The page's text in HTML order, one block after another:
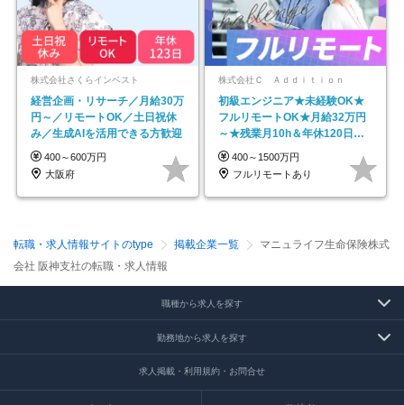
株式会社さくらインベスト
経営企画・リサーチ／月給30万
円～／リモートOK／土日祝休
み／生成AIを活用できる方歓迎
400～600万円
大阪府
株式会社Ｃ Ａｄｄｉｔｉｏｎ
初級エンジニア★未経験OK★
フルリモートOK★月給32万円
～★残業月10h＆年休120日以
上★副業可
400～1500万円
フルリモートあり
転職・求人情報サイトのtype 掲載企業一覧
マニュライフ生命保険株式
会社 阪神支社の転職・求人情報
職種から求人を探す
勤務地から求人を探す
求人掲載・利用規約・お問合せ